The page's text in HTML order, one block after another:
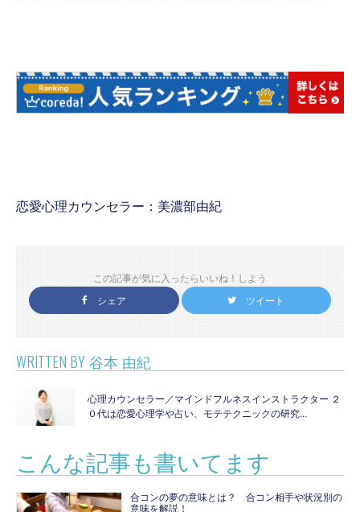
恋愛心理カウンセラー：美濃部由紀
この記事が気に入ったらいいね！しよう
シェア
ツイート
WRITTEN BY 谷本 由紀
心理カウンセラー／マインドフルネスインストラクター ２
０代は恋愛心理学や占い、モテテクニックの研究...
こんな記事も書いてます
合コンの夢の意味とは？ 合コン相手や状況別の
意味を解説！